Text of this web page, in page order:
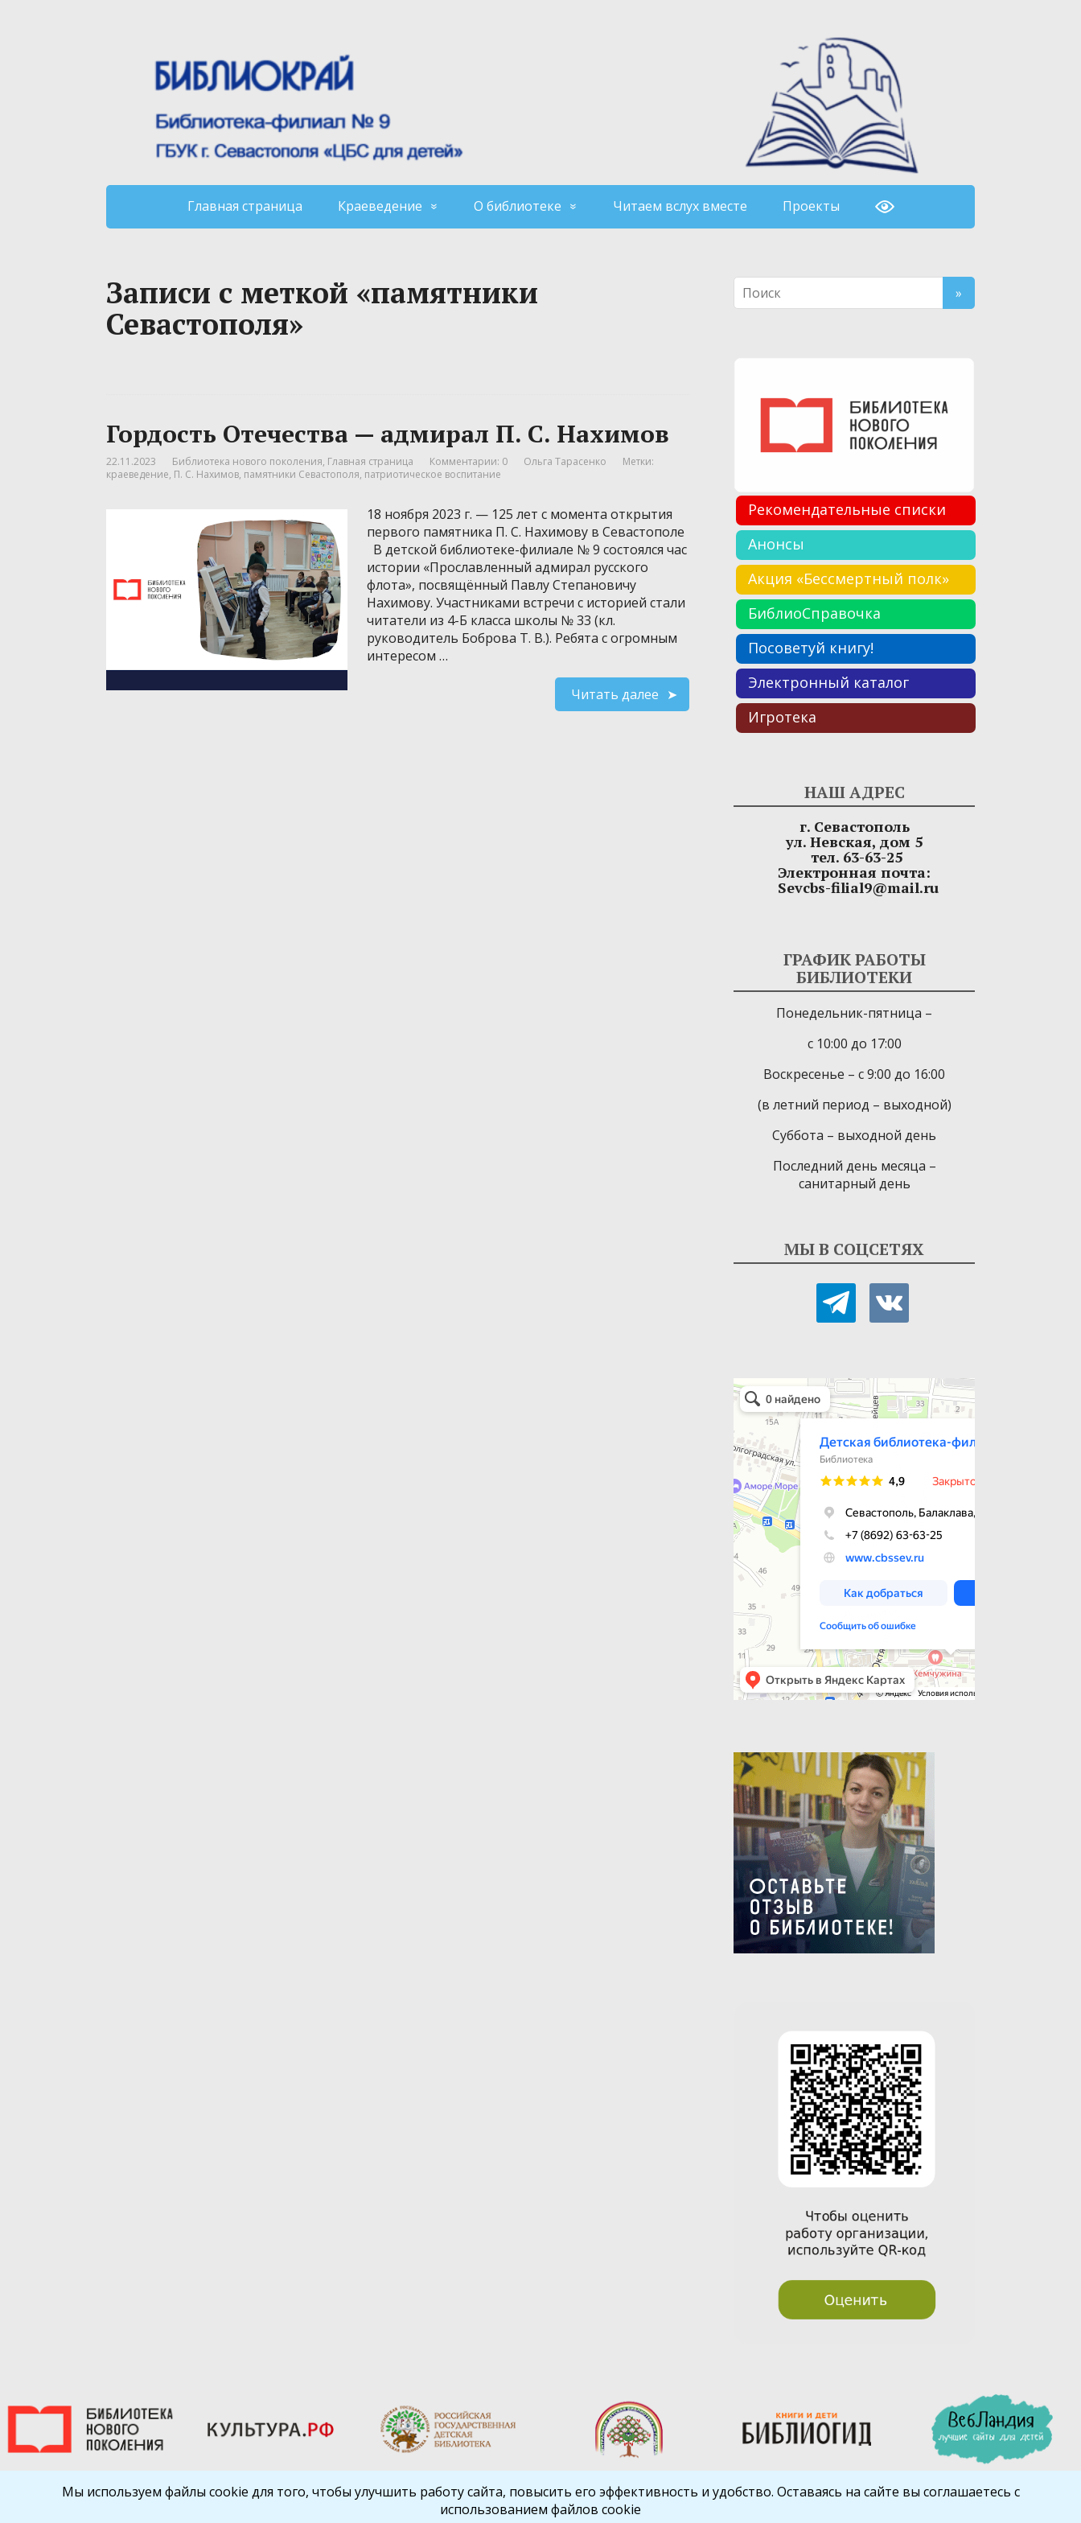
Главная страница Краеведение О библиотеке Читаем вслух вместе Проекты
Записи с меткой «памятники
Севастополя»
Гордость Отечества — адмирал П. С. Нахимов
22.11.2023 Библиотека нового поколения, Главная страница Комментарии: 0 Ольга Тарасенко
Метки:
краеведение, П. С. Нахимов, памятники Севастополя, патриотическое воспитание
18 ноября 2023 г. — 125 лет с момента открытия
первого памятника П. С. Нахимову в Севастополе
В детской библиотеке-филиале № 9 состоялся час
истории «Прославленный адмирал русского
флота», посвящённый Павлу Степановичу
Нахимову. Участниками встречи с историей стали
читатели из 4-Б класса школы № 33 (кл.
руководитель Боброва Т. В.). ⁣Ребята с огромным
интересом …
Читать далее
Рекомендательные списки
Анонсы
Акция «Бессмертный полк»
БиблиоСправочка
Посоветуй книгу!
Электронный каталог
Игротека
НАШ АДРЕС
г. Севастополь
ул. Невская, дом 5
тел. 63-63-25
Электронная почта:
Sevcbs-filial9@mail.ru
ГРАФИК РАБОТЫ
БИБЛИОТЕКИ
Понедельник-пятница –
с 10:00 до 17:00
Воскресенье – с 9:00 до 16:00
(в летний период – выходной)
Суббота – выходной день
Последний день месяца –
санитарный день
МЫ В СОЦСЕТЯХ
telegram vkontakte
Детская библиотека-филиал № 9
Библиотека в Севастополе
Библиокрай
Мы используем файлы cookie для того, чтобы улучшить работу сайта, повысить его эффективность и удобство. Оставаясь на сайте вы соглашаетесь с
использованием файлов cookie